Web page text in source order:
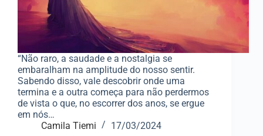
“Não raro, a saudade e a nostalgia se
embaralham na amplitude do nosso sentir.
Sabendo disso, vale descobrir onde uma
termina e a outra começa para não perdermos
de vista o que, no escorrer dos anos, se ergue
em nós…
Camila Tiemi
17/03/2024